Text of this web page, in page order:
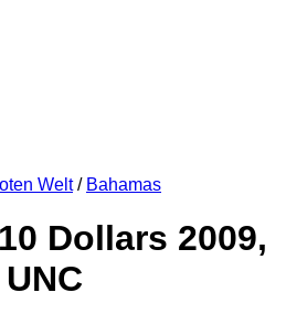
Welt / Bahamas
Dollars 2009,